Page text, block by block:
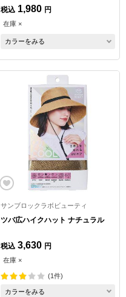
税込 1,980 円
在庫 ×
カラーをみる
サンブロックラボビューティ
ツバ広ハイクハット ナチュラル
税込 3,630 円
在庫 ×
(1件)
カラーをみる